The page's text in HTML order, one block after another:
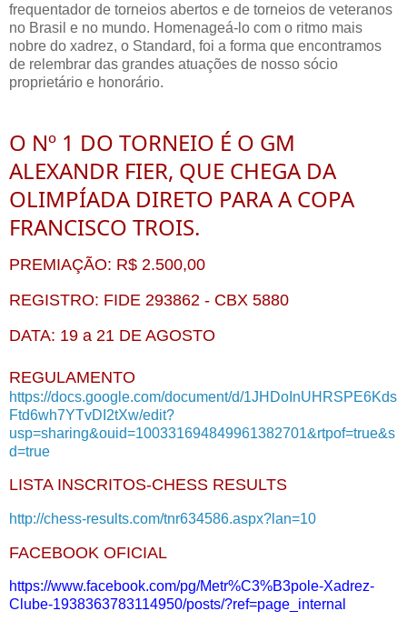
frequentador de torneios abertos e de torneios de veteranos
no Brasil e no mundo. Homenageá-lo com o ritmo mais
nobre do xadrez, o Standard, foi a forma que encontramos
de relembrar das grandes atuações de nosso sócio
proprietário e honorário.
O Nº 1 DO TORNEIO É O GM
ALEXANDR FIER, QUE CHEGA DA
OLIMPÍADA DIRETO PARA A COPA
FRANCISCO TROIS.
PREMIAÇÃO: R$ 2.500,00
REGISTRO: FIDE 293862 - CBX 5880
DATA: 19 a 21 DE AGOSTO
REGULAMENTO
https://docs.google.com/document/d/1JHDoInUHRSPE6Kds
Ftd6wh7YTvDI2tXw/edit?
usp=sharing&ouid=100331694849961382701&rtpof=true&s
d=true
LISTA INSCRITOS-CHESS RESULTS
http://chess-results.com/tnr634586.aspx?lan=10
FACEBOOK OFICIAL
https://www.facebook.com/pg/Metr%C3%B3pole-Xadrez-
Clube-1938363783114950/posts/?ref=page_internal